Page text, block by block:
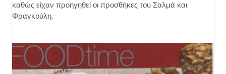
καθώς είχαν προηγηθεί οι προσθήκες του Σαλμά και
Φραγκούλη.